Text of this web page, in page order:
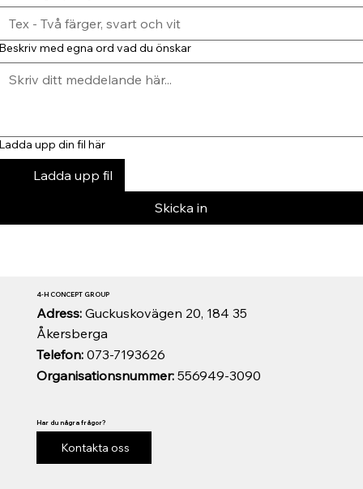
med egna ord vad du önskar
upp din fil här
Ladda upp fil
Skicka in
Organisationsnummer:556949-3090
Telefon:073-7193626
Adress: Guckuskovägen 20, 184 35
Åkersberga
4-H CONCEPT GROUP
Har du några frågor?
Kontakta oss